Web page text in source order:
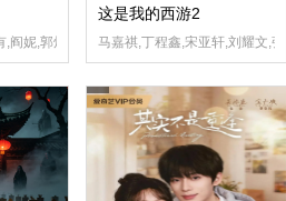
钧丞,杨昊博,陈鸿锦,吴圣麒,林秋楠,扈帷,雷丰
阎妮,郭烁杰
这是我的西游2
马嘉祺,丁程鑫,宋亚轩,刘耀文,